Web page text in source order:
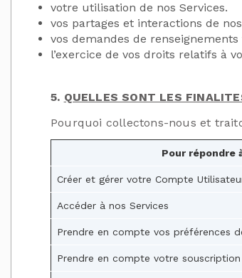
votre utilisation de nos Services.
vos partages et interactions de
vos demandes de
l’exercice de vos droits relatifs à
5. QUELLES SONT LES
Pourquoi collectons-nous et
Pour répondre
Créer et gérer votre Compte
Accéder à nos Services
Prendre en compte vos préférences
Prendre en compte votre